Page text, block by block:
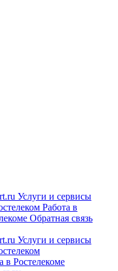
Услуги и сервисы
Работа в
Обратная связь
Услуги и сервисы
в Ростелекоме